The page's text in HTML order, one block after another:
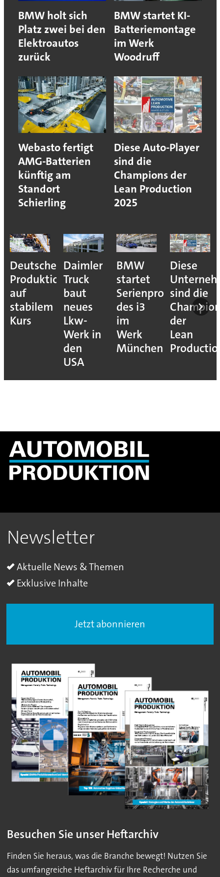
BMW holt sich
Platz zwei bei den
Elektroautos
zurück
BMW startet KI-
Batteriemontage
im Werk
Woodruff
Webasto fertigt
AMG-Batterien
künftig am
Standort
Schierling
Diese Auto-Player
sind die
Champions der
Lean Production
2025
Deutsche
Produktion
auf
stabilem
Kurs
Daimler
Truck
baut
neues
Lkw-
Werk in
den
USA
BMW
startet
Serienproduktion
des i3
im
Werk
München
Diese
sind die
der
Lean
Newsletter
Aktuelle News & Themen
Exklusive Inhalte
Jetzt abonnieren
Besuchen Sie unser Heftarchiv
Finden Sie heraus, was die Branche bewegt! Nutzen Sie
das umfangreiche Heftarchiv für Ihre Recherche und